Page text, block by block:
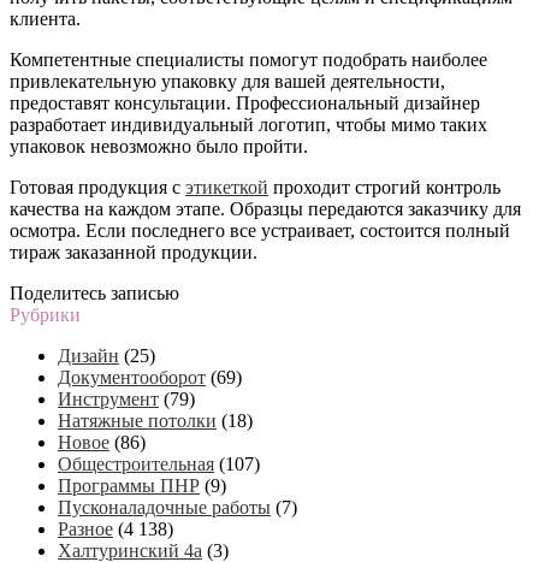
клиента.
Компетентные специалисты помогут подобрать наиболее
привлекательную упаковку для вашей деятельности,
предоставят консультации. Профессиональный дизайнер
разработает индивидуальный логотип, чтобы мимо таких
упаковок невозможно было пройти.
Готовая продукция с этикеткой проходит строгий контроль
качества на каждом этапе. Образцы передаются заказчику для
осмотра. Если последнего все устраивает, состоится полный
тираж заказанной продукции.
Поделитесь записью
Рубрики
Дизайн (25)
Документооборот (69)
Инструмент (79)
Натяжные потолки (18)
Новое (86)
Общестроительная (107)
Программы ПНР (9)
Пусконаладочные работы (7)
Разное (4 138)
Халтуринский 4а (3)